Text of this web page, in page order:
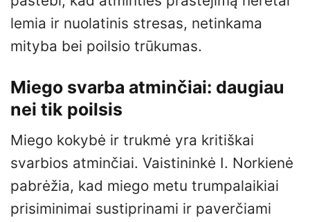
lemia ir nuolatinis stresas, netinkama
mityba bei poilsio trūkumas.
Miego svarba atminčiai: daugiau
nei tik poilsis
Miego kokybė ir trukmė yra kritiškai
svarbios atminčiai. Vaistininkė I. Norkienė
pabrėžia, kad miego metu trumpalaikiai
prisiminimai sustiprinami ir paverčiami